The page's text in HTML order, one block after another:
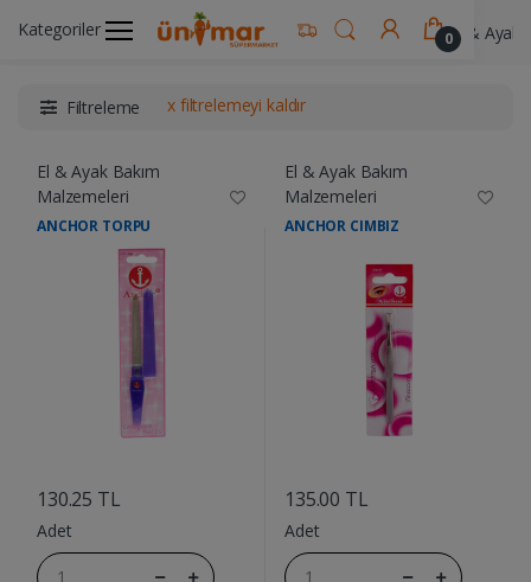
Kategoriler 0
Ünimar Anasayfa Kişisel Bakım Ürünleri El & Ayak
Filtreleme x filtrelemeyi kaldır
El & Ayak Bakım
Malzemeleri
ANCHOR TORPU
130.25 TL
Adet
El & Ayak Bakım
Malzemeleri
ANCHOR CIMBIZ
135.00 TL
Adet